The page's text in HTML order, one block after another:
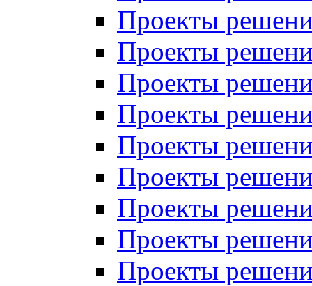
Проекты
Проекты
Проекты
Проекты
Проекты
Проекты
Проекты
Проекты
Проекты